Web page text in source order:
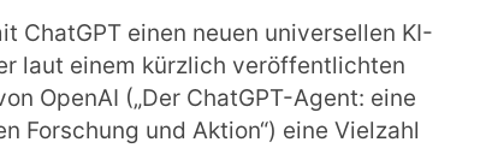
ChatGPT einen neuen universellen KI-
laut einem kürzlich veröffentlichten
OpenAI („Der ChatGPT-Agent: eine
Forschung und Aktion“) eine Vielzahl